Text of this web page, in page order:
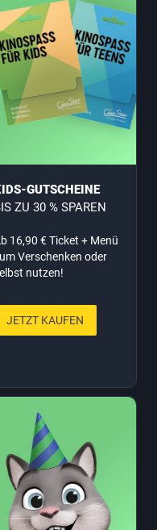
GUTSCHEINE
ZU 30 % SPAREN
16,90 € Ticket + Menü
Verschenken oder
nutzen!
JETZT KAUFEN